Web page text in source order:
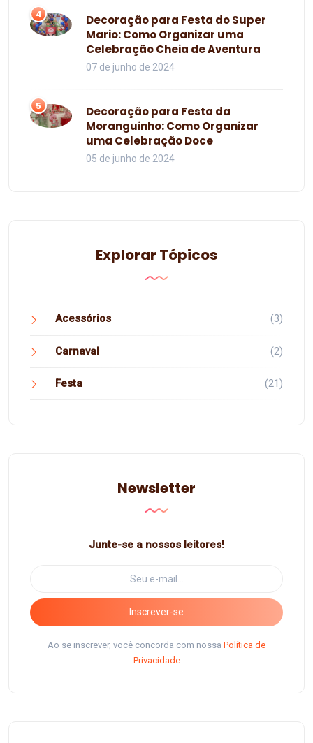
4
Decoração para Festa do Super
Mario: Como Organizar uma
Celebração Cheia de Aventura
07 de junho de 2024
5
Decoração para Festa da
Moranguinho: Como Organizar
uma Celebração Doce
05 de junho de 2024
Explorar Tópicos
Acessórios (3)
Carnaval (2)
Festa (21)
Newsletter
Junte-se a nossos leitores!
Inscrever-se
Ao se inscrever, você concorda com nossa Política de
Privacidade